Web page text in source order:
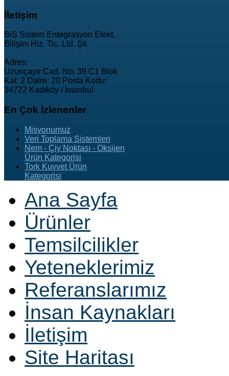
İletişim
BiS Sistem Entegrasyon Elekt.
Bilişim Hiz. Tic. Ltd. Şti.
Adres:
Uzunçayır Cad. No: 39 C1 Blok
Kat: 2 Daire: 20 Posta Kodu:
34722 Kadıköy / İstanbul
En Çok İzlenenler
Misyonumuz
Veri Toplama Sistemleri
Nem - Çiy Noktası - Oksijen
Ürün Kategorisi
Tork Kuvvet Ürün
Kategorisi
Ana Sayfa
Ürünler
Temsilcilikler
Yeteneklerimiz
Referanslarımız
İnsan Kaynakları
İletişim
Site Haritası